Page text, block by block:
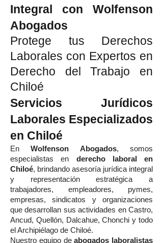
Integral con Wolfenson
Abogados
Protege tus Derechos
Laborales con Expertos en
Derecho del Trabajo en
Chiloé
Servicios Jurídicos
Laborales Especializados
en Chiloé
EnWolfenson Abogados, somos
especialistas en derecho laboral en
Chiloé, brindando asesoría jurídica integral
y representación estratégica a
trabajadores, empleadores, pymes,
empresas, sindicatos y organizaciones
que desarrollan sus actividades en Castro,
Ancud, Quellón, Dalcahue, Chonchi y todo
el Archipiélago de Chiloé.
Nuestro equipo deabogados laboralistas